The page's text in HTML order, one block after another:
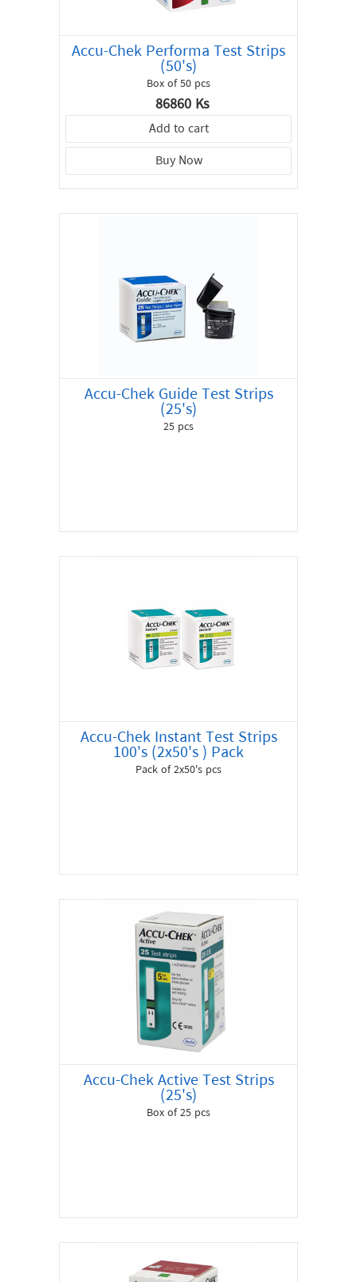
Accu-Chek Performa Test Strips
(50's)
Box of 50 pcs
86860 Ks
Add to cart
Buy Now
Accu-Chek Guide Test Strips
(25's)
25 pcs
Accu-Chek Instant Test Strips
100's (2x50's ) Pack
Pack of 2x50's pcs
Accu-Chek Active Test Strips
(25's)
Box of 25 pcs